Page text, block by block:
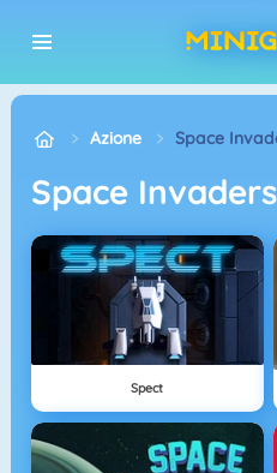
Azione Space
Space Invaders
Spect